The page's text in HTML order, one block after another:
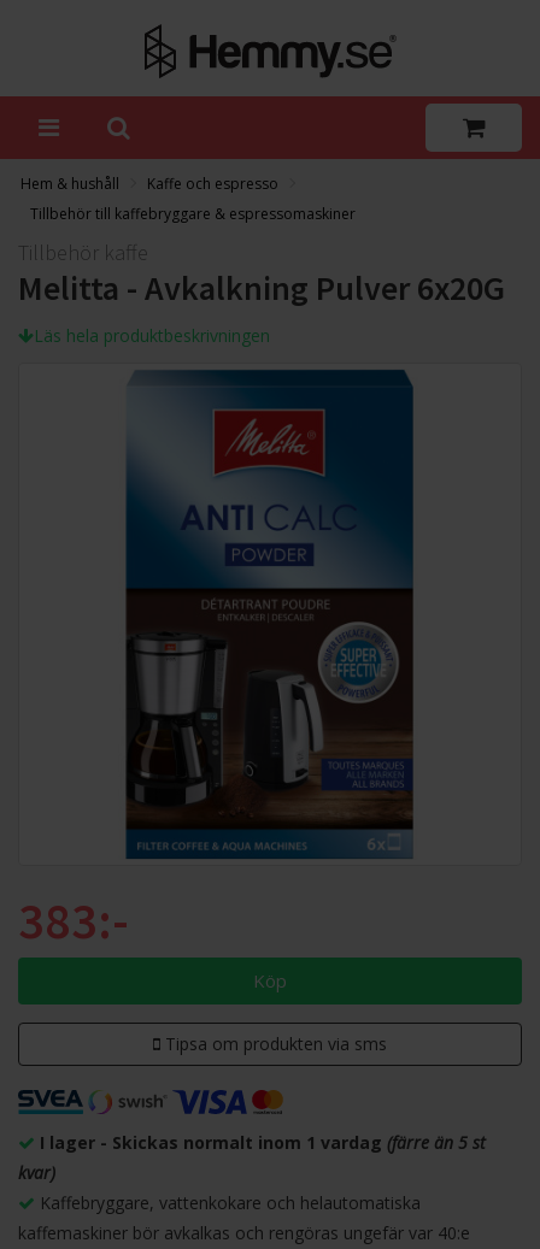
Hem & hushåll
Kaffe och espresso
Tillbehör till kaffebryggare & espressomaskiner
Tillbehör kaffe
Melitta - Avkalkning Pulver 6x20G
Läs hela produktbeskrivningen
383:-
Köp
Tipsa om produkten via sms
I lager - Skickas normalt inom 1 vardag (färre än 5 st
kvar)
Kaffebryggare, vattenkokare och helautomatiska
kaffemaskiner bör avkalkas och rengöras ungefär var 40:e